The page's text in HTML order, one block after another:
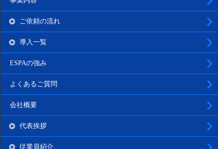
ご依頼の流れ
導入一覧
ESPAの強み
よくあるご質問
会社概要
代表挨拶
従業員紹介